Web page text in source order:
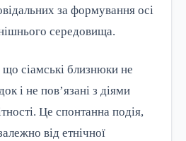
за формування осі
середовища.
сіамські близнюки не
і не пов’язані з діями
Це спонтанна подія,
від етнічної